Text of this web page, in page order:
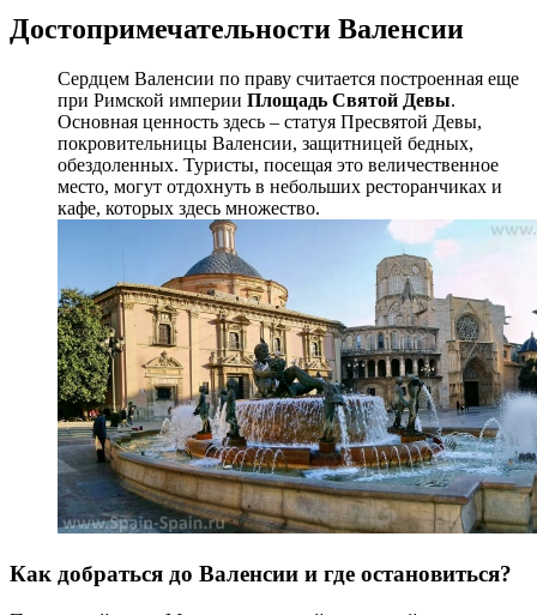
Достопримечательности Валенсии
Сердцем Валенсии по праву считается построенная еще
при Римской империи Площадь Святой Девы.
Основная ценность здесь – статуя Пресвятой Девы,
покровительницы Валенсии, защитницей бедных,
обездоленных. Туристы, посещая это величественное
место, могут отдохнуть в небольших ресторанчиках и
кафе, которых здесь множество.
Как добраться до Валенсии и где остановиться?